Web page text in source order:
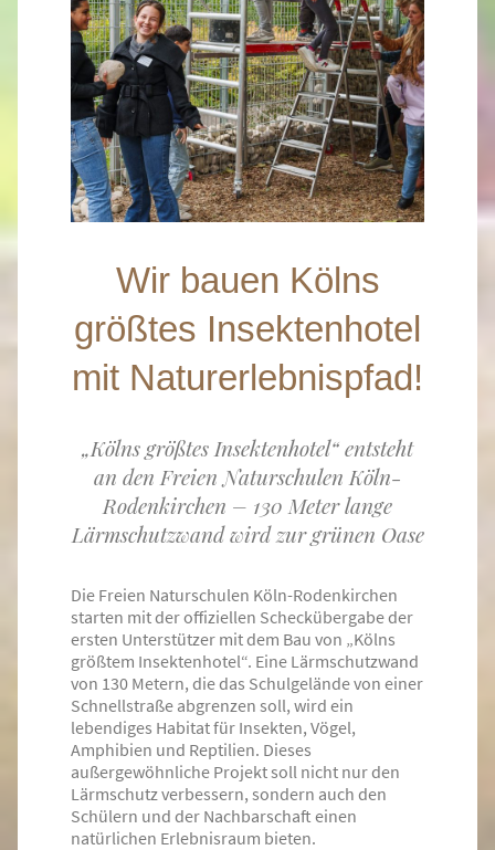
Wir bauen Kölns
größtes Insektenhotel
mit Naturerlebnispfad!
„Kölns größtes Insektenhotel“ entsteht
an den Freien Naturschulen Köln-
Rodenkirchen – 130 Meter lange
Lärmschutzwand wird zur grünen Oase
Die Freien Naturschulen Köln-Rodenkirchen
starten mit der offiziellen Scheckübergabe der
ersten Unterstützer mit dem Bau von „Kölns
größtem Insektenhotel“. Eine Lärmschutzwand
von 130 Metern, die das Schulgelände von einer
Schnellstraße abgrenzen soll, wird ein
lebendiges Habitat für Insekten, Vögel,
Amphibien und Reptilien. Dieses
außergewöhnliche Projekt soll nicht nur den
Lärmschutz verbessern, sondern auch den
Schülern und der Nachbarschaft einen
natürlichen Erlebnisraum bieten.